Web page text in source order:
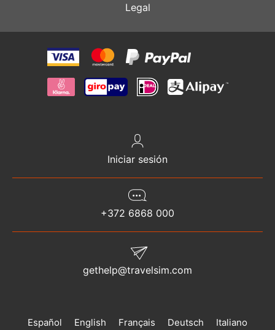
Legal
Iniciar sesión
+372 6868 000
gethelp@travelsim.com
Español English Français Deutsch Italiano